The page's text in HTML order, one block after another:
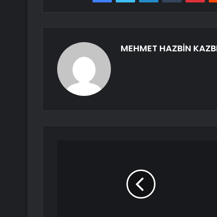
MEHMET HAZBİN